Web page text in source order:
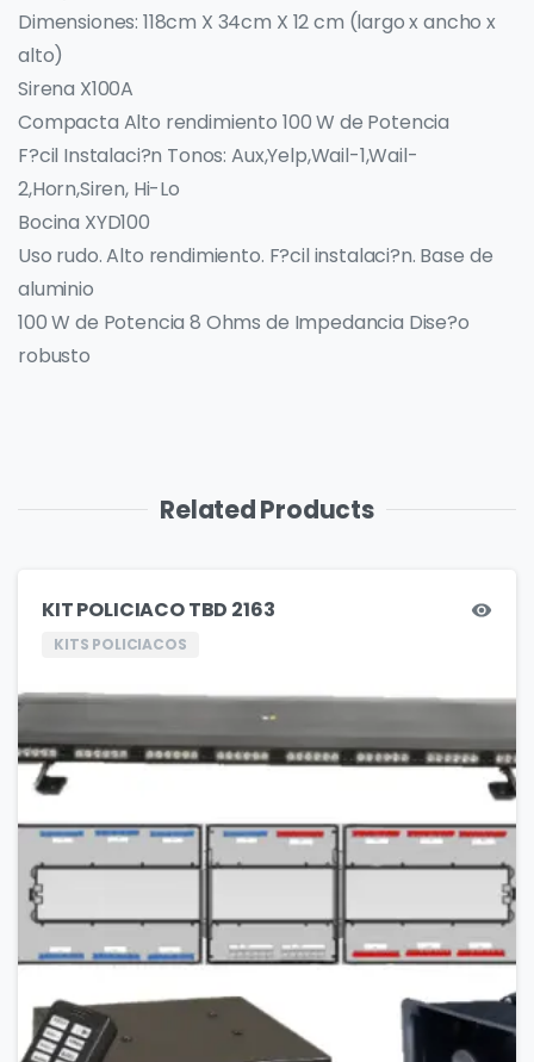
Dimensiones: 118cm X 34cm X 12 cm (largo x ancho x
alto)
Sirena X100A
Compacta Alto rendimiento 100 W de Potencia
F?cil Instalaci?n Tonos: Aux,Yelp,Wail-1,Wail-
2,Horn,Siren, Hi-Lo
Bocina XYD100
Uso rudo. Alto rendimiento. F?cil instalaci?n. Base de
aluminio
100 W de Potencia 8 Ohms de Impedancia Dise?o
robusto
Related Products
KIT POLICIACO TBD 2163
KITS POLICIACOS